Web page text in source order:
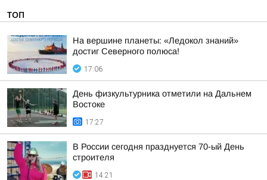
ТОП
На вершине планеты: «Ледокол знаний»
достиг Северного полюса!
17:06
День физкультурника отметили на Дальнем
Востоке
17:27
В России сегодня празднуется 70-ый День
строителя
14:21